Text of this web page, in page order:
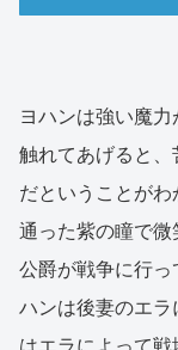
ヨハンは強い魔
触れてあげると
だということが
通った紫の瞳で微
公爵が戦争に行っ
ハンは後妻のエ